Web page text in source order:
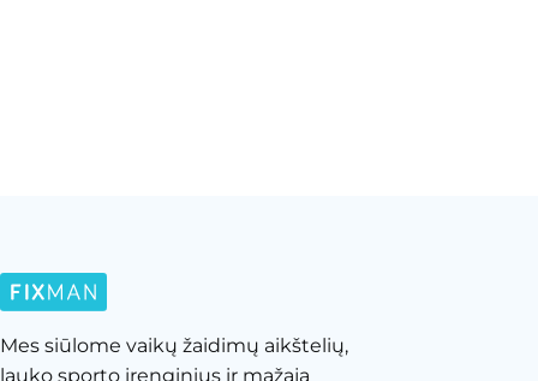
Mes siūlome vaikų žaidimų aikštelių,
lauko sporto įrenginius ir mažąją